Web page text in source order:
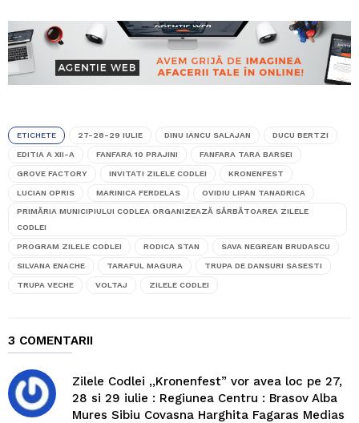
ETICHETE 27-28-29 IULIE DINU IANCU SALAJAN DUCU BERTZI
EDITIA A XII-A FANFARA 10 PRAJINI FANFARA TARA BARSEI
GROVE FACTORY INVITATI ZILELE CODLEI KRONENFEST
LUCIAN OPRIS MARINICA FERDELAS OVIDIU LIPAN TANADRICA
PRIMĂRIA MUNICIPIULUI CODLEA ORGANIZEAZĂ SĂRBĂTOAREA ZILELE
CODLEI
PROGRAM ZILELE CODLEI RODICA STAN SAVA NEGREAN BRUDASCU
SILVANA ENACHE TARAFUL MAGURA TRUPA DE DANSURI SASESTI
TRUPA VECHE VOLTAJ ZILELE CODLEI
3 COMENTARII
Zilele Codlei ,,Kronenfest” vor avea loc pe 27,
28 si 29 iulie : Regiunea Centru : Brasov Alba
Mures Sibiu Covasna Harghita Fagaras Medias